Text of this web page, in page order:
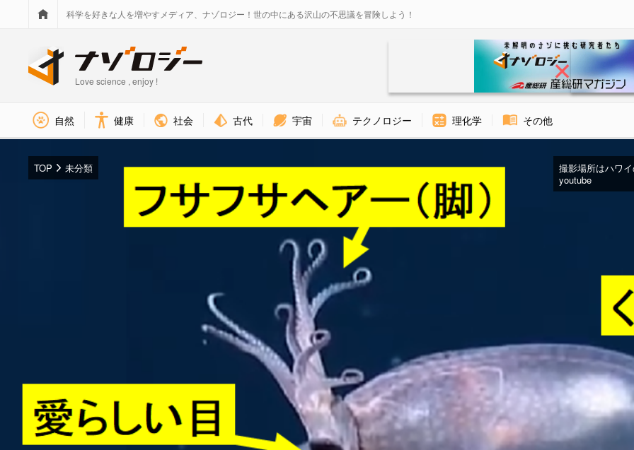
科学を好きな人を増やすメディア、ナゾロジー！世の中にある沢山の不思議を冒険しよう！
Love science , enjoy !
自然 健康 社会 古代 宇宙 テクノロジー 理化学 その他
撮影場所はハワ
youtube
TOP 未分類